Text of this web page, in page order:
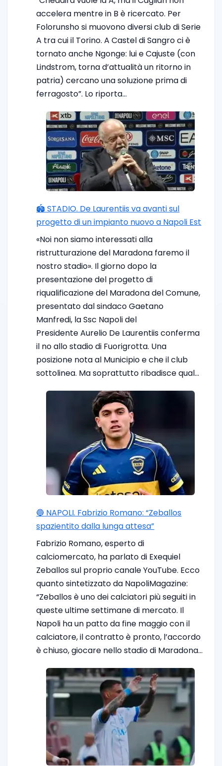
accelera mentre in B è ricercato. Per
Folorunsho si muovono diversi club di Serie
A tra cui il Torino. A Castel di Sangro ci è
tornato anche Ngonge: lui e Cajuste (con
Lindstrom, torna d’attualità un ritorno in
patria) cercano una soluzione prima di
ferragosto”. Lo riporta…
🏟️ STADIO. De Laurentiis va avanti sul
progetto di un impianto nuovo a Napoli Est
«Noi non siamo interessati alla
ristrutturazione del Maradona faremo il
nostro stadio». Il giorno dopo la
presentazione del progetto di
riqualificazione del Maradona del Comune,
presentato dal sindaco Gaetano
Manfredi, la Ssc Napoli del
Presidente Aurelio De Laurentiis conferma
il no allo stadio di Fuorigrotta. Una
posizione nota al Municipio e che il club
sottolinea. Ma soprattutto ribadisce qual…
🔵 NAPOLI. Fabrizio Romano: “Zeballos
spazientito dalla lunga attesa”
Fabrizio Romano, esperto di
calciomercato, ha parlato di Exequiel
Zeballos sul proprio canale YouTube. Ecco
quanto sintetizzato da NapoliMagazine:
“Zeballos è uno dei calciatori più seguiti in
queste ultime settimane di mercato. Il
Napoli ha un patto da fine maggio con il
calciatore, il contratto è pronto, l’accordo
è chiuso, giocare nello stadio di Maradona…